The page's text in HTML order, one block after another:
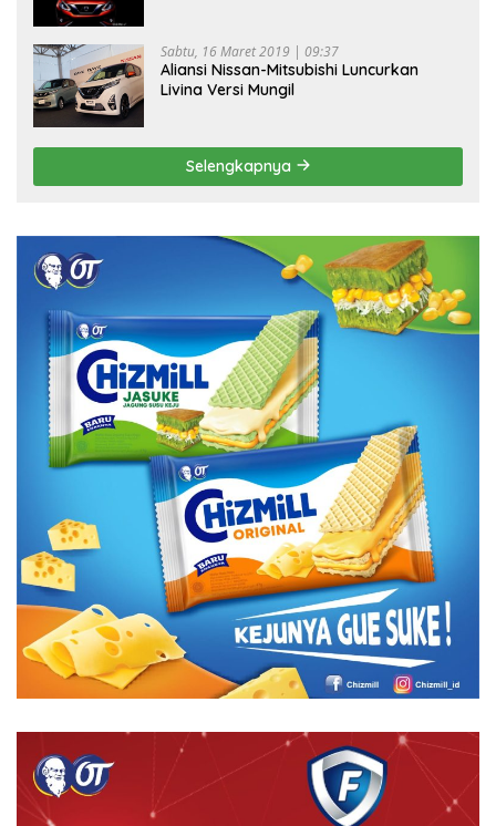
Sabtu, 16 Maret 2019 | 09:37
Aliansi Nissan-Mitsubishi Luncurkan
Livina Versi Mungil
Selengkapnya